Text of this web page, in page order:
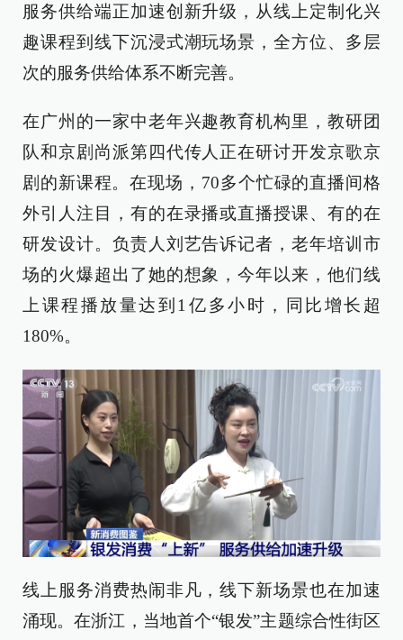
服务供给端正加速创新升级，从线上定制化兴
趣课程到线下沉浸式潮玩场景，全方位、多层
次的服务供给体系不断完善。
在广州的一家中老年兴趣教育机构里，教研团
队和京剧尚派第四代传人正在研讨开发京歌京
剧的新课程。在现场，70多个忙碌的直播间格
外引人注目，有的在录播或直播授课、有的在
研发设计。负责人刘艺告诉记者，老年培训市
场的火爆超出了她的想象，今年以来，他们线
上课程播放量达到1亿多小时，同比增长超
180%。
线上服务消费热闹非凡，线下新场景也在加速
涌现。在浙江，当地首个“银发”主题综合性街区